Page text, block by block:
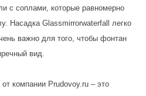
с соплами, которые равномерно
Насадка Glassmirrorwaterfall легко
важно для того, чтобы фонтан
вид.
компании Prudovoy.ru – это